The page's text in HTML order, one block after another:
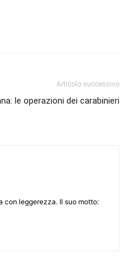
Articolo successivo
le operazioni dei carabinieri
con leggerezza. Il suo motto: